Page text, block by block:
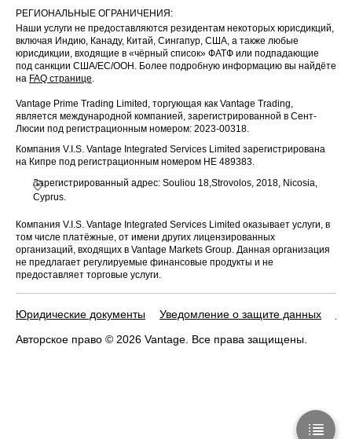
РЕГИОНАЛЬНЫЕ ОГРАНИЧЕНИЯ:
Наши услуги не предоставляются резидентам некоторых юрисдикций,
включая Индию, Канаду, Китай, Сингапур, США, а также любые
юрисдикции, входящие в «чёрный список» ФАТФ или подпадающие
под санкции США/ЕС/ООН. Более подробную информацию вы найдёте
на FAQ странице.
Vantage Prime Trading Limited, торгующая как Vantage Trading,
является международной компанией, зарегистрированной в Сент-
Люсии под регистрационным номером: 2023-00318.
Компания V.I.S. Vantage Integrated Services Limited зарегистрирована
на Кипре под регистрационным номером HE 489383.
Зарегистрированный адрес: Souliou 18,Strovolos, 2018, Nicosia,
Cyprus.
Компания V.I.S. Vantage Integrated Services Limited оказывает услуги, в
том числе платёжные, от имени других лицензированных
организаций, входящих в Vantage Markets Group. Данная организация
не предлагает регулируемые финансовые продукты и не
предоставляет торговые услуги.
Юридические документы Уведомление о защите данных
Авторское право © 2026 Vantage. Все права защищены.